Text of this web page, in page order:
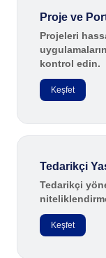
Six Sigma
PMBOK
AS9100
ISO 14971
ISO 13485
COBIT
ISO 45001
BPMN
ISO 20000
ISO 26000
ISO 10015
ISO 55000
ISO 22301
Proje ve
Projeleri
kontrol edin.
Keşfet
Tedarikçi
Tedarikçi
Keşfet